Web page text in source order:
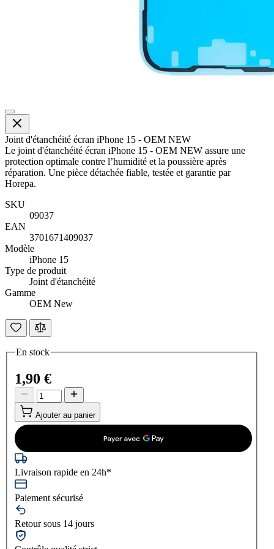
Joint d'étanchéité écran iPhone 15 - OEM NEW
Le joint d'étanchéité écran iPhone 15 - OEM NEW assure une
protection optimale contre l’humidité et la poussière après
réparation. Une pièce détachée fiable, testée et garantie par
Horepa.
SKU
09037
EAN
3701671409037
Modèle
iPhone 15
Type de produit
Joint d'étanchéité
Gamme
OEM New
En stock
1,90 €
Ajouter au panier
Livraison rapide en 24h*
Paiement sécurisé
Retour sous 14 jours